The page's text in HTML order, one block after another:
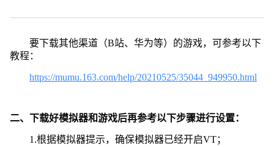
要下载其他渠道（B站、华为等）的游戏，可参考以下
教程：
https://mumu.163.com/help/20210525/35044_949950.html
二、下载好模拟器和游戏后再参考以下步骤进行设置：
1.根据模拟器提示，确保模拟器已经开启VT；